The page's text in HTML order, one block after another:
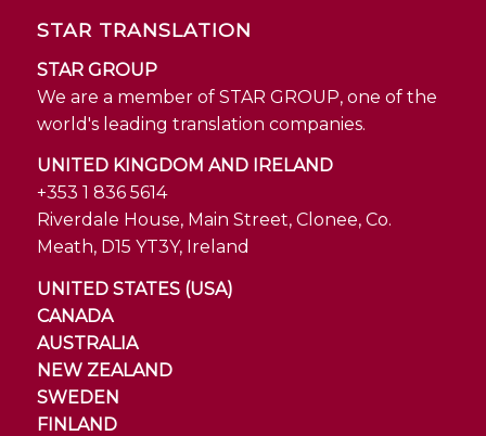
STAR TRANSLATION
STAR GROUP
We are a member of STAR GROUP, one of the
world's leading translation companies.
UNITED KINGDOM AND IRELAND
+353 1 836 5614
Riverdale House, Main Street, Clonee, Co.
Meath, D15 YT3Y, Ireland
UNITED STATES (USA)
CANADA
AUSTRALIA
NEW ZEALAND
SWEDEN
FINLAND